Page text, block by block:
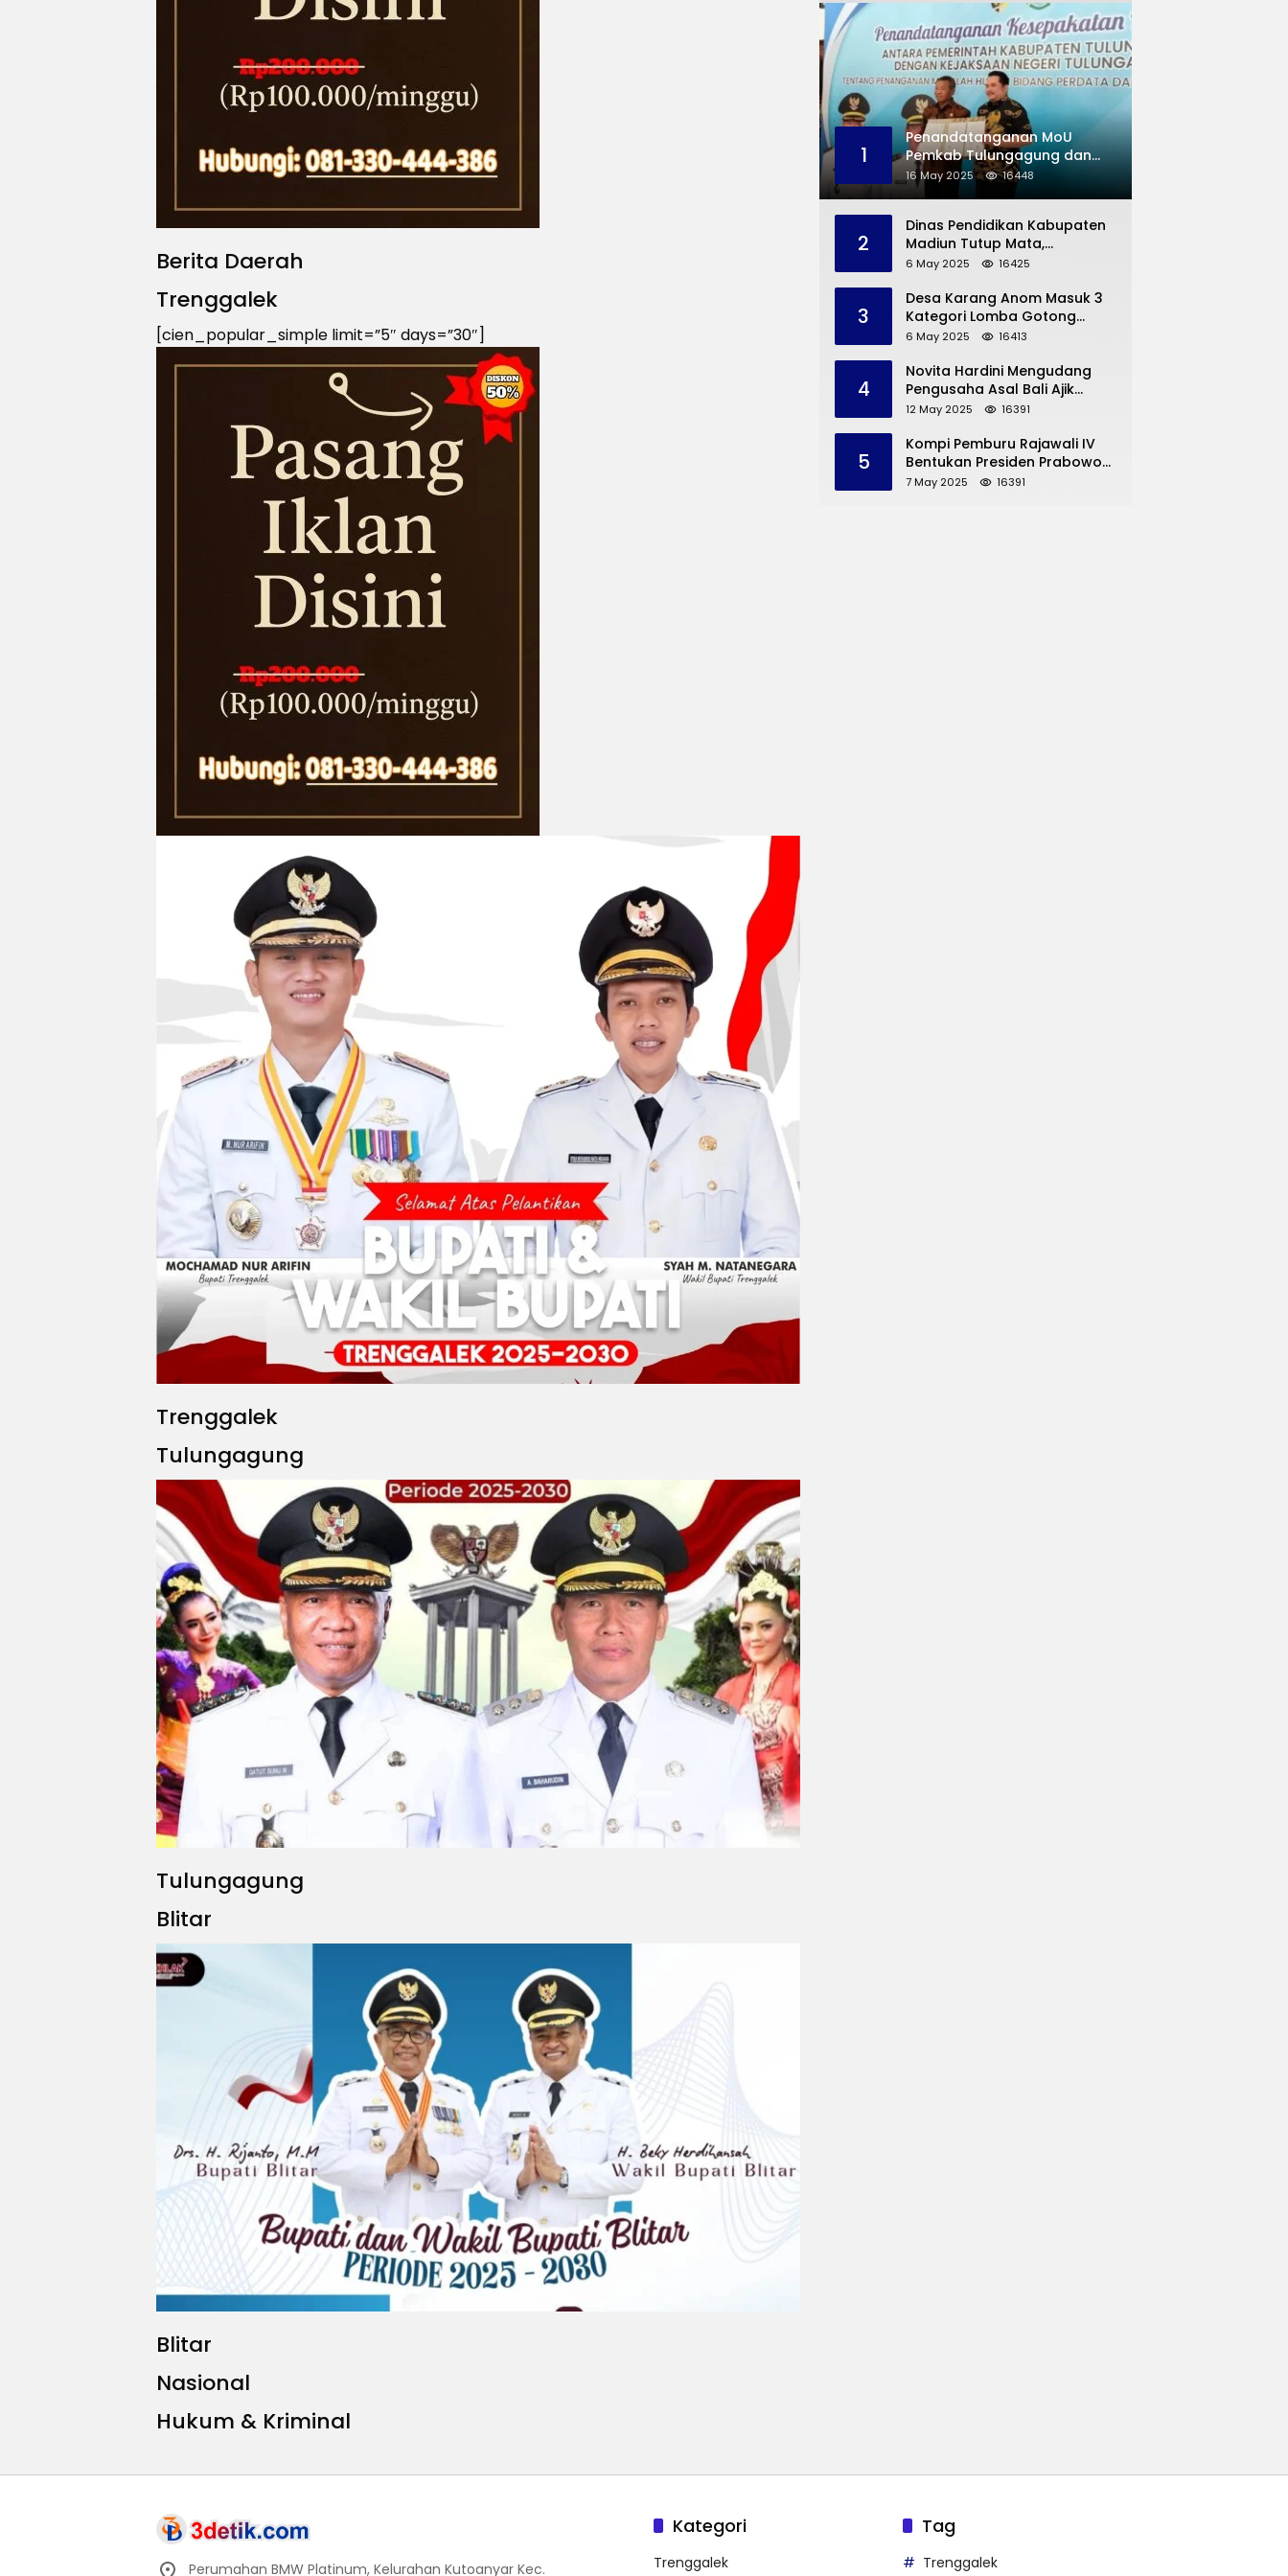
Berita Daerah
Trenggalek
[cien_popular_simple limit=”5″ days=”30″]
Trenggalek
Tulungagung
Tulungagung
Blitar
Blitar
Nasional
Hukum & Kriminal
1
Penandatanganan MoU
Pemkab Tulungagung dan
Kejaksaan Negeri
16 May 2025 16448
2
Dinas Pendidikan Kabupaten
Madiun Tutup Mata,
Bangunan SD Roboh Kades
Dana Pribadi
6 May 2025 16425
3
Desa Karang Anom Masuk 3
Kategori Lomba Gotong
Royong Provinsi Jatim, Ini
Trenggalek
6 May 2025 16413
4
Novita Hardini Mengudang
Pengusaha Asal Bali Ajik
Krisna, Berbagi Ilmu
dan UMKM Trenggalek
12 May 2025 16391
5
Kompi Pemburu Rajawali IV
Bentukan Presiden Prabowo
Reuni
7 May 2025 16391
Perumahan BMW Platinum, Kelurahan Kutoanyar Kec.
Kategori
Trenggalek
Tag
Trenggalek